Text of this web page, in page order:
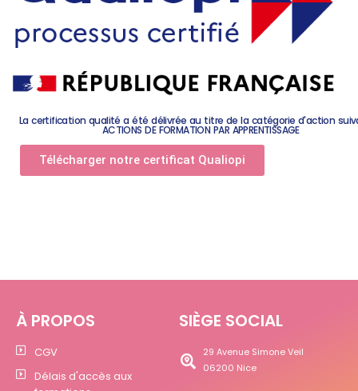
La certification qualité a été délivrée au titre de la catégorie d'action
ACTIONS DE FORMATION PAR APPRENTISSAGE
Télécharger notre certificat Qualiopi
À PROPOS
CGV
Délais d'accès aux
SIÈGE SOCIAL
29 Avenue Simone Veil
06200 Nice